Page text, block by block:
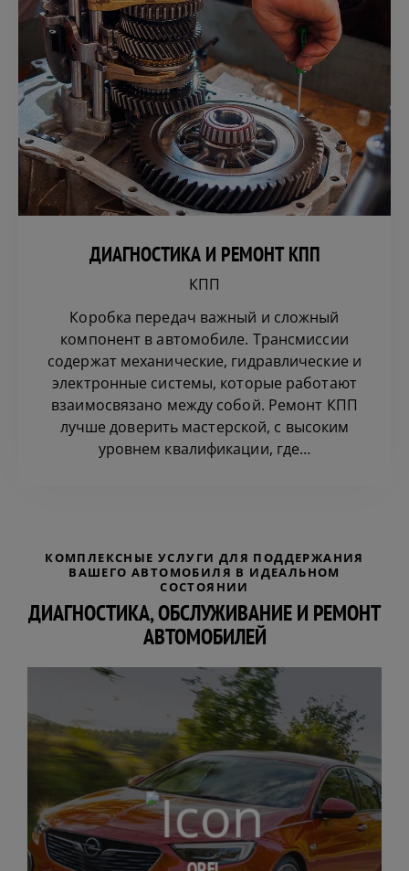
ДИАГНОСТИКА И РЕМОНТ КПП
КПП
Коробка передач важный и сложный
компонент в автомобиле. Трансмиссии
содержат механические, гидравлические и
электронные системы, которые работают
взаимосвязано между собой. Ремонт КПП
лучше доверить мастерской, с высоким
уровнем квалификации, где…
КОМПЛЕКСНЫЕ УСЛУГИ ДЛЯ ПОДДЕРЖАНИЯ
ВАШЕГО АВТОМОБИЛЯ В ИДЕАЛЬНОМ
СОСТОЯНИИ
ДИАГНОСТИКА, ОБСЛУЖИВАНИЕ И РЕМОНТ
АВТОМОБИЛЕЙ